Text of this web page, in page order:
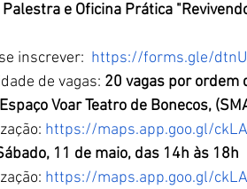
Palestra e Oficina Prática
inscrever: https://forms.gle/
de vagas: 20 vagas por ordem
Espaço Voar Teatro de Bonecos,
https://maps.app.goo.gl/
11 de maio, das 14h às 18h
https://maps.app.goo.gl/